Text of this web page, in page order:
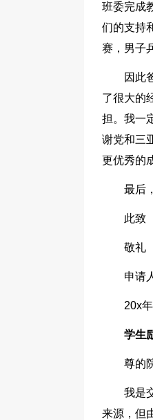
班委完成
们的支持
赛，男子
因此
了很大的
担。我一
谢党和三
更优秀的
最后
此致
敬礼
申请
20x
学生
尊的
我是
来源，但